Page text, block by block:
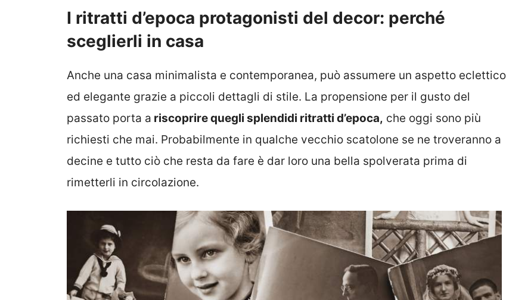
I ritratti d’epoca protagonisti del decor: perché
sceglierli in casa
Anche una casa minimalista e contemporanea, può assumere un aspetto eclettico
ed elegante grazie a piccoli dettagli di stile. La propensione per il gusto del
passato porta a riscoprire quegli splendidi ritratti d’epoca, che oggi sono più
richiesti che mai. Probabilmente in qualche vecchio scatolone se ne troveranno a
decine e tutto ciò che resta da fare è dar loro una bella spolverata prima di
rimetterli in circolazione.